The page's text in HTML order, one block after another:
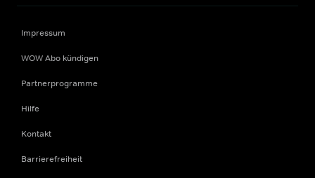
Impressum
WOW Abo kündigen
Partnerprogramme
Hilfe
Kontakt
Barrierefreiheit